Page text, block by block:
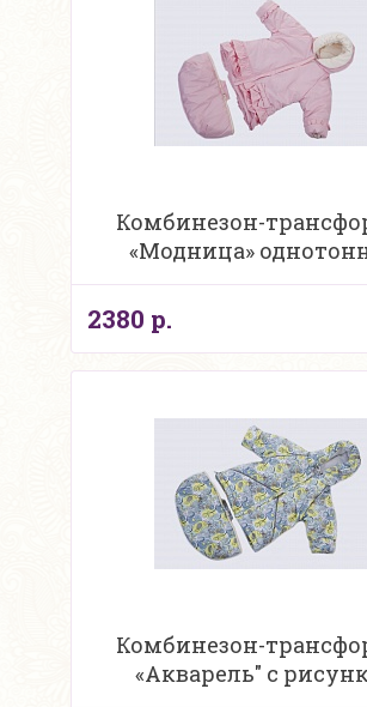
Комбинезон-
«Модница»
2380 р.
Комбинезон-
«Акварель" с